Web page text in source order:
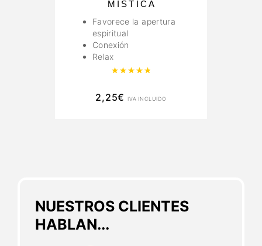
NUESTROS CLIENTES
HABLAN...
MISTICA
Favorece la apertura
espiritual
Conexión
Relax
Valorado con
2,25€ IVA INCLUIDO